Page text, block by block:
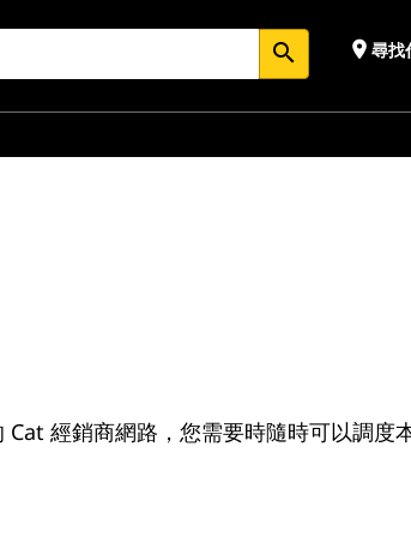
search place 尋找
經銷商網路，您需要時隨時可以調度